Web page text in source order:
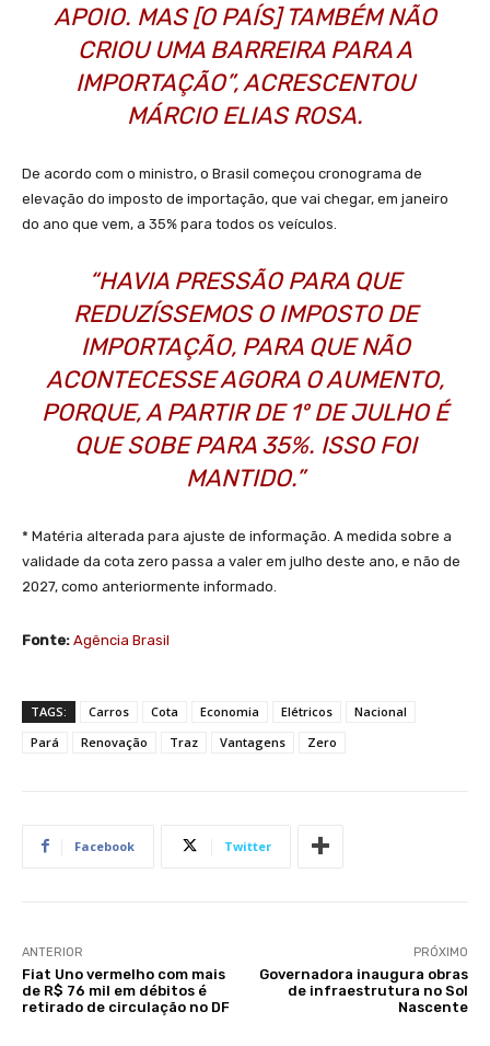
APOIO. MAS [O PAÍS] TAMBÉM NÃO
CRIOU UMA BARREIRA PARA A
IMPORTAÇÃO”, ACRESCENTOU
MÁRCIO ELIAS ROSA.
De acordo com o ministro, o Brasil começou cronograma de
elevação do imposto de importação, que vai chegar, em janeiro
do ano que vem, a 35% para todos os veículos.
“HAVIA PRESSÃO PARA QUE
REDUZÍSSEMOS O IMPOSTO DE
IMPORTAÇÃO, PARA QUE NÃO
ACONTECESSE AGORA O AUMENTO,
PORQUE, A PARTIR DE 1º DE JULHO É
QUE SOBE PARA 35%. ISSO FOI
MANTIDO.”
* Matéria alterada para ajuste de informação. A medida sobre a
validade da cota zero passa a valer em julho deste ano, e não de
2027, como anteriormente informado.
Fonte: Agência Brasil
TAGS: Carros Cota Economia Elétricos
Nacional
Pará
Renovação Traz Vantagens Zero
Facebook Twitter
ANTERIOR
Fiat Uno vermelho com mais
de R$ 76 mil em débitos é
retirado de circulação no DF
PRÓXIMO
Governadora inaugura obras
de infraestrutura no Sol
Nascente